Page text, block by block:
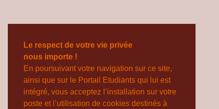
Le respect de votre vie privée
nous importe !
En poursuivant votre navigation sur ce site,
ainsi que sur le Portail Etudiants qui lui est
intégré, vous acceptez l’installation sur votre
poste et l’utilisation de cookies destinés à